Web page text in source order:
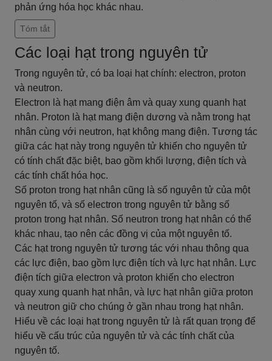
phản ứng hóa học khác nhau.
Tóm tắt
Các loại hạt trong nguyên tử
Trong nguyên tử, có ba loại hạt chính: electron, proton
và neutron.
Electron là hạt mang điện âm và quay xung quanh hạt
nhân. Proton là hạt mang điện dương và nằm trong hạt
nhân cùng với neutron, hạt không mang điện. Tương tác
giữa các hạt này trong nguyên tử khiến cho nguyên tử
có tính chất đặc biệt, bao gồm khối lượng, điện tích và
các tính chất hóa học.
Số proton trong hạt nhân cũng là số nguyên tử của một
nguyên tố, và số electron trong nguyên tử bằng số
proton trong hạt nhân. Số neutron trong hạt nhân có thể
khác nhau, tạo nên các đồng vị của một nguyên tố.
Các hạt trong nguyên tử tương tác với nhau thông qua
các lực điện, bao gồm lực điện tích và lực hạt nhân. Lực
điện tích giữa electron và proton khiến cho electron
quay xung quanh hạt nhân, và lực hạt nhân giữa proton
và neutron giữ cho chúng ở gần nhau trong hạt nhân.
Hiểu về các loại hạt trong nguyên tử là rất quan trọng để
hiểu về cấu trúc của nguyên tử và các tính chất của
nguyên tố.